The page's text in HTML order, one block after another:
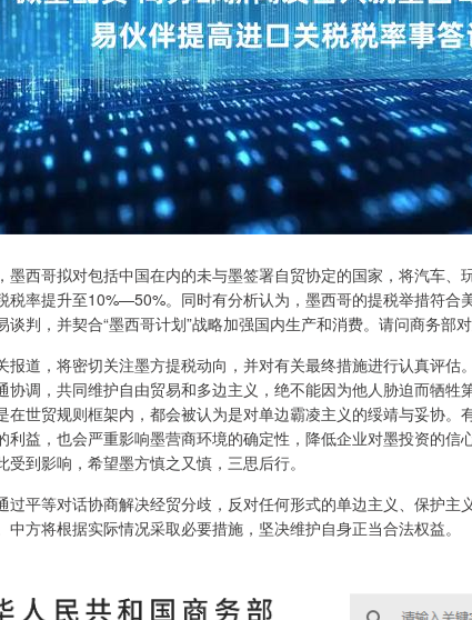
墨西哥拟对包括中国在内的未与墨签署自贸协定的国家，将汽车、
税率提升至10%—50%。同时有分析认为，墨西哥的提税举措符合
谈判，并契合“墨西哥计划”战略加强国内生产和消费。请问商务部
报道，将密切关注墨方提税动向，并对有关最终措施进行认真评估
协调，共同维护自由贸易和多边主义，绝不能因为他人胁迫而牺牲
在世贸规则框架内，都会被认为是对单边霸凌主义的绥靖与妥协。
利益，也会严重影响墨营商环境的确定性，降低企业对墨投资的信
受到影响，希望墨方慎之又慎，三思后行。
过平等对话协商解决经贸分歧，反对任何形式的单边主义、保护主
中方将根据实际情况采取必要措施，坚决维护自身正当合法权益。